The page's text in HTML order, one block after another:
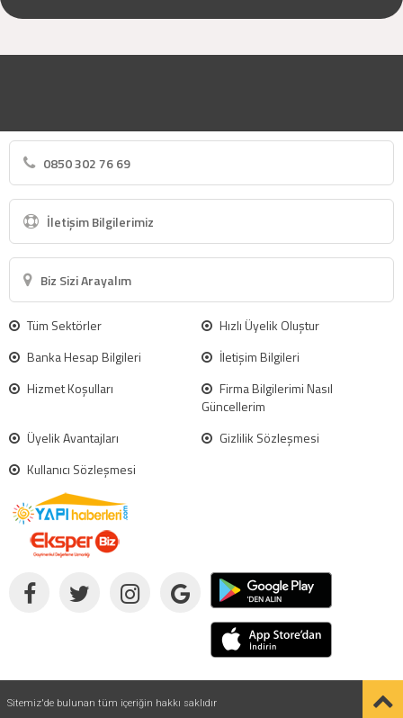
0850 302 76 69
İletişim Bilgilerimiz
Biz Sizi Arayalım
Tüm Sektörler
Hızlı Üyelik Oluştur
Banka Hesap Bilgileri
İletişim Bilgileri
Hizmet Koşulları
Firma Bilgilerimi Nasıl
Güncellerim
Üyelik Avantajları
Gizlilik Sözleşmesi
Kullanıcı Sözleşmesi
Sitemiz'de bulunan tüm içeriğin hakkı saklıdır